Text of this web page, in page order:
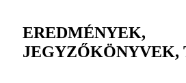
EREDMÉNYEK,
JEGYZŐKÖNYVEK,